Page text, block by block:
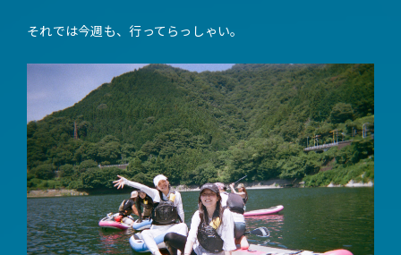
それでは今週も、行ってらっしゃい。